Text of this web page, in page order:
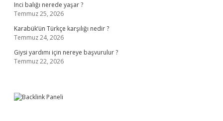
Inci balığı nerede yaşar ?
Temmuz 25, 2026
Karabük’ün Türkçe karşılığı nedir ?
Temmuz 24, 2026
Giysi yardımı için nereye başvurulur ?
Temmuz 22, 2026